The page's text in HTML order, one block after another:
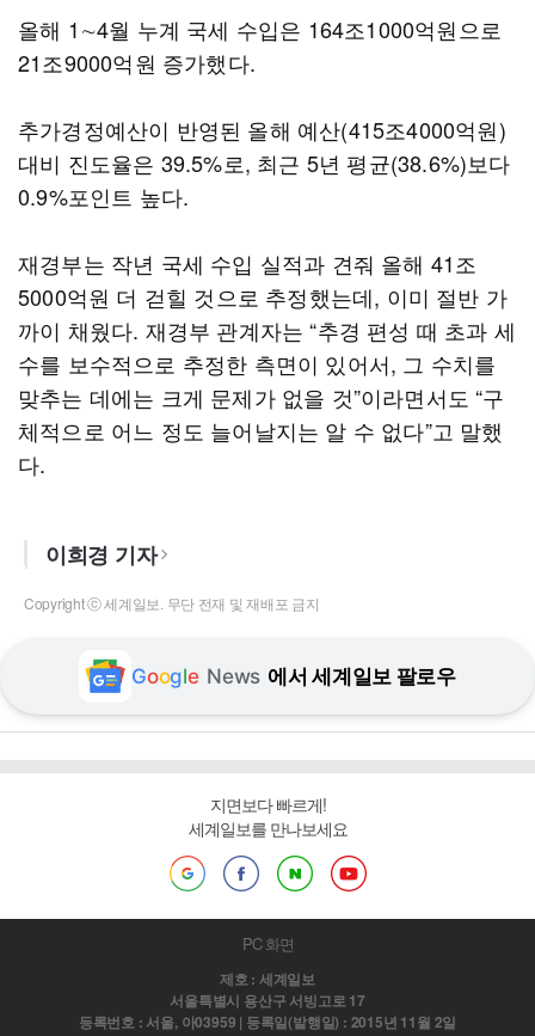
올해 1∼4월 누계 국세 수입은 164조1000억원으로
21조9000억원 증가했다.
추가경정예산이 반영된 올해 예산(415조4000억원)
대비 진도율은 39.5%로, 최근 5년 평균(38.6%)보다
0.9%포인트 높다.
재경부는 작년 국세 수입 실적과 견줘 올해 41조
5000억원 더 걷힐 것으로 추정했는데, 이미 절반 가
까이 채웠다. 재경부 관계자는 “추경 편성 때 초과 세
수를 보수적으로 추정한 측면이 있어서, 그 수치를
맞추는 데에는 크게 문제가 없을 것”이라면서도 “구
체적으로 어느 정도 늘어날지는 알 수 없다”고 말했
다.
이희경 기자
Copyright ⓒ 세계일보. 무단 전재 및 재배포 금지
Google News 에서 세계일보 팔로우
지면보다 빠르게!
세계일보를 만나보세요
PC 화면
제호 : 세계일보
서울특별시 용산구 서빙고로 17
등록번호 : 서울, 아03959 | 등록일(발행일) : 2015년 11월 2일